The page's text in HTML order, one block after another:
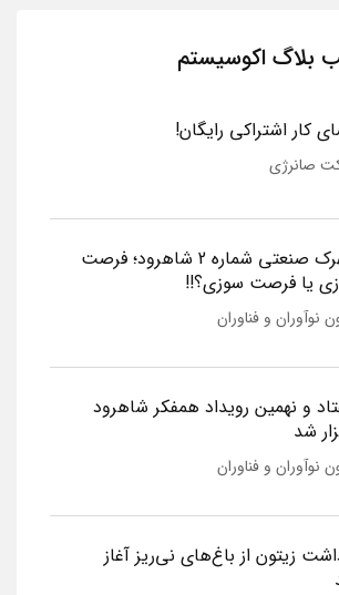
بلاگ اکوسیستم
کار اشتراکی رایگان!
صانرژی
شهرک صنعتی شماره 2 شاهرود؛ فرصت
یا فرصت سوزی؟!!
نوآوران و فناوران
و نهمین رویداد همفکر شاهرود
شد
نوآوران و فناوران
زیتون از باغ‌های نی‌ریز آغاز